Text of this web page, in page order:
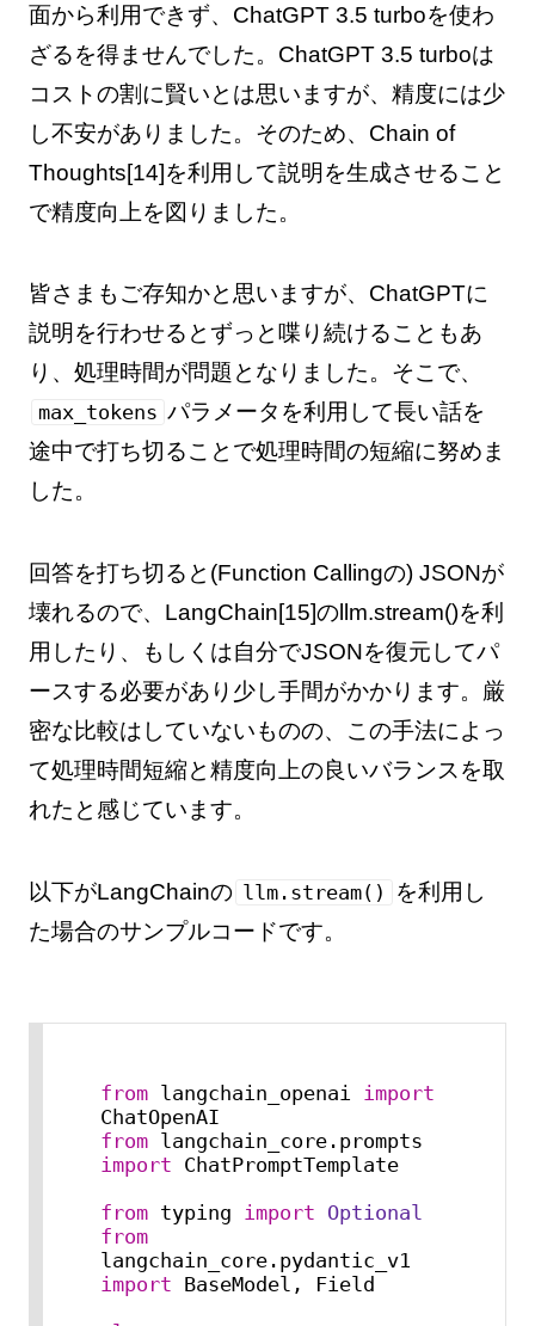
面から利用できず、ChatGPT 3.5 turboを使わ
ざるを得ませんでした。ChatGPT 3.5 turboは
コストの割に賢いとは思いますが、精度には少
し不安がありました。そのため、Chain of
Thoughts[14]を利用して説明を生成させること
で精度向上を図りました。
皆さまもご存知かと思いますが、ChatGPTに
説明を行わせるとずっと喋り続けることもあ
り、処理時間が問題となりました。そこで、
max_tokens パラメータを利用して長い話を
途中で打ち切ることで処理時間の短縮に努めま
した。
回答を打ち切ると(Function Callingの) JSONが
壊れるので、LangChain[15]のllm.stream()を利
用したり、もしくは自分でJSONを復元してパ
ースする必要があり少し手間がかかります。厳
密な比較はしていないものの、この手法によっ
て処理時間短縮と精度向上の良いバランスを取
れたと感じています。
以下がLangChainの llm.stream()
を利用し
た場合のサンプルコードです。
from langchain_openai
import
from
import ChatPromptTemplate
from typing import Optional
from
import BaseModel, Field